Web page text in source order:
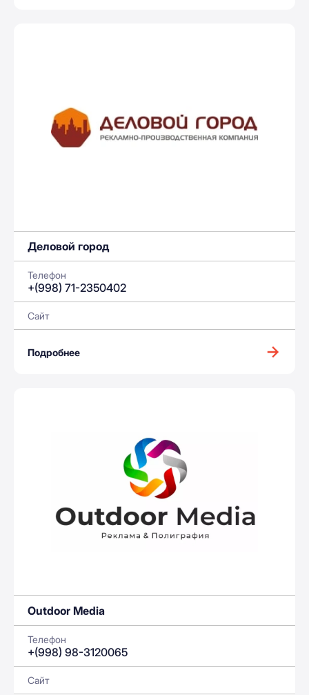
Деловой город
Телефон
+(998) 71-2350402
Сайт
Подробнее
Outdoor Media
Телефон
+(998) 98-3120065
Сайт